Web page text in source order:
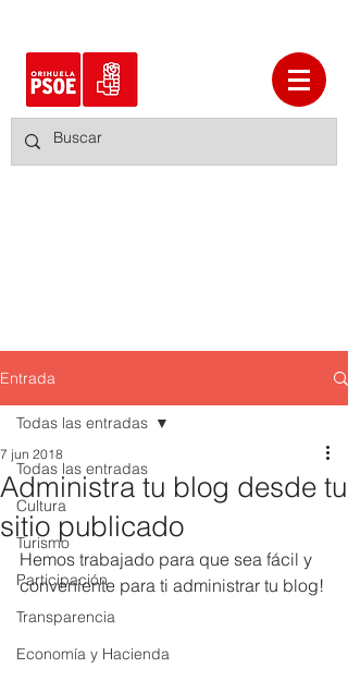
Entrada
Todas las entradas
Cultura
Turismo
Participación
Transparencia
Economía y Hacienda
Todas las entradas
Administra tu blog desde tu
sitio publicado
7 jun 2018
Hemos trabajado para que sea fácil y
conveniente para ti administrar tu blog!